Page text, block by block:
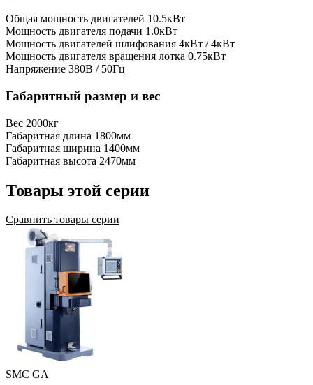
Общая мощность двигателей 10.5кВт
Мощность двигателя подачи 1.0кВт
Мощность двигателей шлифования 4кВт / 4кВт
Мощность двигателя вращения лотка 0.75кВт
Напряжение 380В / 50Гц
Габаритный размер и вес
Вес 2000кг
Габаритная длина 1800мм
Габаритная ширина 1400мм
Габаритная высота 2470мм
Товары этой серии
Сравнить товары серии
SMC GA